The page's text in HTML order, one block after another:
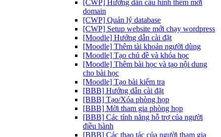
[CWP] Hướng dẫn cấu hình thêm mới
domain
[CWP] Quản lý database
[CWP] Setup website mới chạy wordpress
[Moodle] Hướng dẫn cài đặt
[Moodle] Thêm tài khoản người dùng
[Moodle] Tạo chủ đề và khóa học
[Moodle] Thêm bài học và tạo nội dung
cho bài học
[Moodle] Tạo bài kiểm tra
[BBB] Hướng dẫn cài đặt
[BBB] Tạo/Xóa phòng họp
[BBB] Mời tham gia phòng họp
[BBB] Các tính năng hỗ trợ của người
điều hành
[BBB] Các thao tác của người tham gia